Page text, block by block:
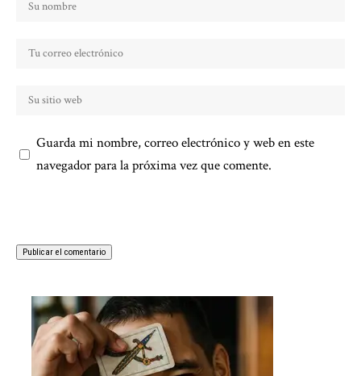
Guarda mi nombre, correo electrónico y web en este
navegador para la próxima vez que comente.